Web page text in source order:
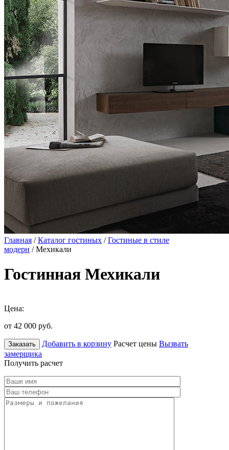
Главная /Каталог гостиных /Гостиные в стиле
модерн / Мехикали
Гостинная Мехикали
Цена:
от 42 000 руб.
Заказать Добавить в корзину Расчет цены Вызвать
замерщика
Получить расчет